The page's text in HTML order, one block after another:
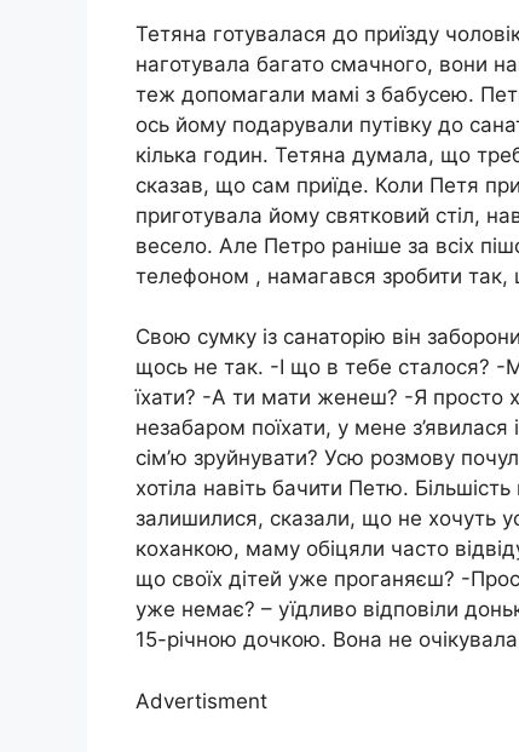
Тетяна готувалася до приїзду
наготувала багато смачного, вони
теж допомагали мамі з бабусею.
ось йому подарували путівку до
кілька годин. Тетяна думала, що
сказав, що сам приїде. Коли Петя
приготувала йому святковий стіл,
весело. Але Петро раніше за всіх
телефоном , намагався зробити так,
Свою сумку із санаторію він
щось не так. -І що в тебе сталося?
їхати? -А ти мати женеш? -Я просто
незабаром поїхати, у мене
сім’ю зруйнувати? Усю розмову
хотіла навіть бачити Петю.
залишилися, сказали, що не хочуть
коханкою, маму обіцяли часто
що своїх дітей уже проганяєш? -
уже немає? – уїдливо відповіли
15-річною дочкою. Вона не
Advertisment